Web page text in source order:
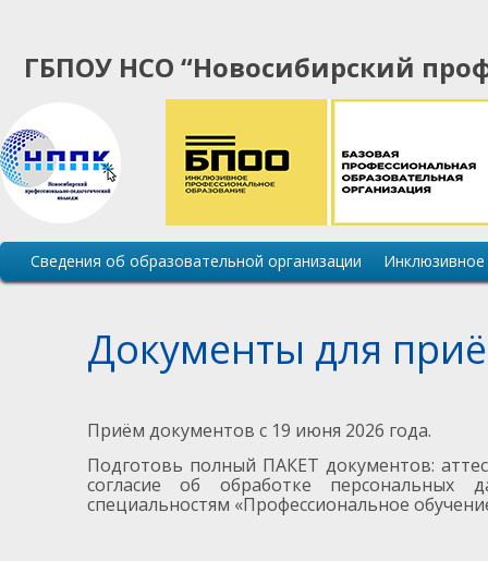
ГБПОУ НСО “Новосибирский
Основная
навигация
Сведения об образовательной организации
Документы для
Приём документов с 19 июня 2026 года.
Подготовь полный ПАКЕТ документов:
согласие об обработке персональных
специальностям «Профессиональное